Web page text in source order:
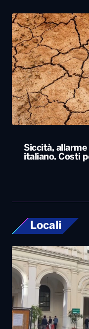
Siccità,
italiano. Costi
Locali
Università, dal
euro per gli